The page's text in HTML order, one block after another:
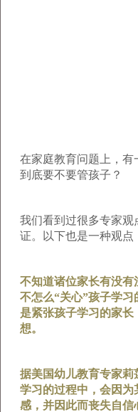
在家庭教育问题上，
到底要不要管孩子？
我们看到过很多专家观
证。以下也是一种观
不知道诸位家长有没
不怎么“关心”孩子学
是紧张孩子学习的家
想。
据美国幼儿教育专家莉
学习的过程中，会因
感，并因此而丧失自